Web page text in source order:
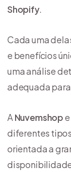
Shopify.
Cada uma
e benefícios
uma análise
adequada
A Nuvemshop
diferentes
orientada a